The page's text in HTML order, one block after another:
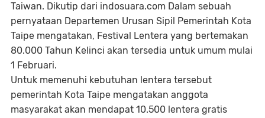
Taiwan. Dikutip dari indosuara.com Dalam sebuah
pernyataan Departemen Urusan Sipil Pemerintah Kota
Taipe mengatakan, Festival Lentera yang bertemakan
80.000 Tahun Kelinci akan tersedia untuk umum mulai
1 Februari.
Untuk memenuhi kebutuhan lentera tersebut
pemerintah Kota Taipe mengatakan anggota
masyarakat akan mendapat 10.500 lentera gratis